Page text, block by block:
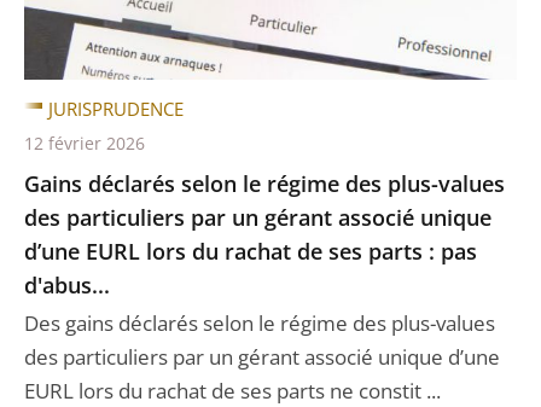
Gains déclarés selon le régime des plus-values
des particuliers par un gérant associé unique
d’une EURL lors du rachat de ses parts : pas
d'abus...
Des gains déclarés selon le régime des plus-values
des particuliers par un gérant associé unique d’une
EURL lors du rachat de ses parts ne constit ...
JURISPRUDENCE
12 février 2026